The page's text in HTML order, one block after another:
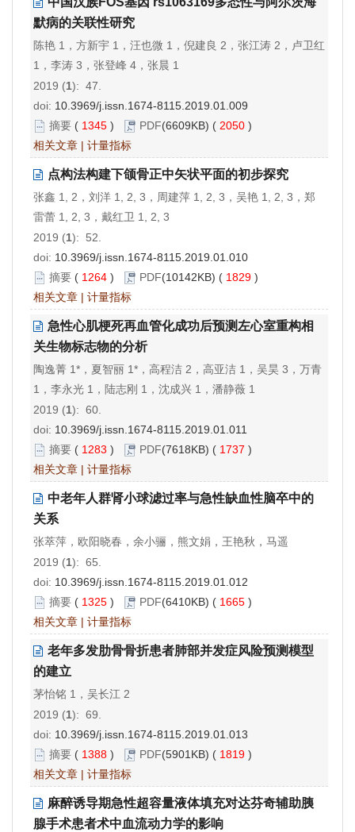
默病的关联性研究
陈艳 1，方新宇 1，汪也微 1，倪建良 2，张江涛 2，卢卫红
1，李涛 3，张登峰 4，张晨 1
2019 (1): 47.
doi: 10.3969/j.issn.1674-8115.2019.01.009
摘要 ( 1345 ) PDF(6609KB) ( 2050 )
相关文章 | 计量指标
点构法构建下颌骨正中矢状平面的初步探究
张鑫 1, 2，刘洋 1, 2, 3，周建萍 1, 2, 3，吴艳 1, 2, 3，郑
雷蕾 1, 2, 3，戴红卫 1, 2, 3
2019 (1): 52.
doi: 10.3969/j.issn.1674-8115.2019.01.010
摘要 ( 1264 ) PDF(10142KB) ( 1829 )
相关文章 | 计量指标
急性心肌梗死再血管化成功后预测左心室重构相
关生物标志物的分析
陶逸菁 1*，夏智丽 1*，高程洁 2，高亚洁 1，吴昊 3，万青
1，李永光 1，陆志刚 1，沈成兴 1，潘静薇 1
2019 (1): 60.
doi: 10.3969/j.issn.1674-8115.2019.01.011
摘要 ( 1283 ) PDF(7618KB) ( 1737 )
相关文章 | 计量指标
中老年人群肾小球滤过率与急性缺血性脑卒中的
关系
张萃萍，欧阳晓春，余小骊，熊文娟，王艳秋，马遥
2019 (1): 65.
doi: 10.3969/j.issn.1674-8115.2019.01.012
摘要 ( 1325 ) PDF(6410KB) ( 1665 )
相关文章 | 计量指标
老年多发肋骨骨折患者肺部并发症风险预测模型
的建立
茅怡铭 1，吴长江 2
2019 (1): 69.
doi: 10.3969/j.issn.1674-8115.2019.01.013
摘要 ( 1388 ) PDF(5901KB) ( 1819 )
相关文章 | 计量指标
麻醉诱导期急性超容量液体填充对达芬奇辅助胰
腺手术患者术中血流动力学的影响